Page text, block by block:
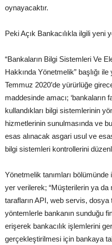
oynayacaktır.
Peki Açık Bankacılıkla ilgili yeni
“Bankaların Bilgi Sistemleri Ve
Hakkında Yönetmelik” başlığı
Temmuz 2020’de yürürlüğe
maddesinde amacı; ‘bankaların
kullandıkları bilgi sistemlerinin
hizmetlerinin sunulmasında ve
esas alınacak asgari usul ve
bilgi sistemleri kontrollerini
Yönetmelik tanımları bölümünde
yer verilerek; “Müşterilerin ya da
tarafların API, web servis,
yöntemlerle bankanın sunduğu
erişerek bankacılık işlemlerini
gerçekleştirilmesi için bankaya